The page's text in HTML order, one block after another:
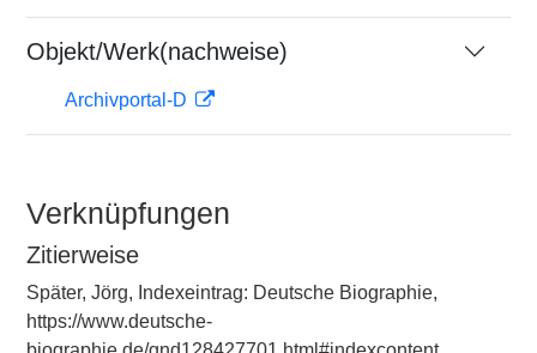
Objekt/Werk(nachweise)
Archivportal-D
Verknüpfungen
Zitierweise
Später, Jörg, Indexeintrag: Deutsche Biographie,
https://www.deutsche-